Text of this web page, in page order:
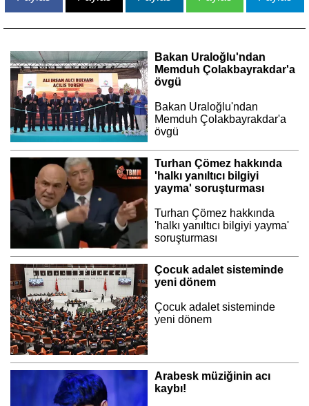
Bakan Uraloğlu'ndan
Memduh Çolakbayrakdar'a
övgü
Bakan Uraloğlu'ndan
Memduh Çolakbayrakdar'a
övgü
Turhan Çömez hakkında
'halkı yanıltıcı bilgiyi
yayma' soruşturması
Turhan Çömez hakkında
'halkı yanıltıcı bilgiyi yayma'
soruşturması
Çocuk adalet sisteminde
yeni dönem
Çocuk adalet sisteminde
yeni dönem
Arabesk müziğinin acı
kaybı!